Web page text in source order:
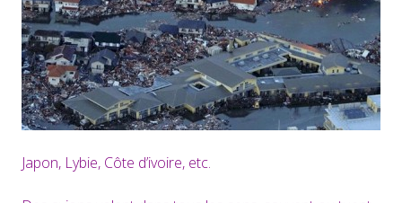
Japon, Lybie, Côte d’ivoire, etc.